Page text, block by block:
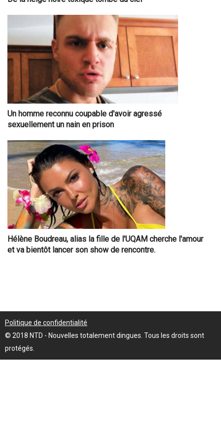
Un homme reconnu coupable d'avoir agressé
sexuellement un nain en prison
Hélène Boudreau, alias la fille de l'UQAM cherche l'amour
et va bientôt lancer son show de rencontre.
Politique de confidentialité
© 2018 NTD - Nouvelles totalement dingues. Tous les droits sont
protégés.